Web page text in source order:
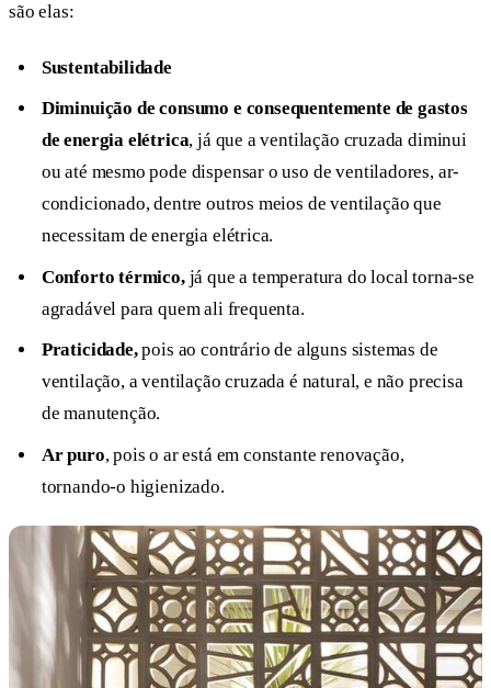
são elas:
Sustentabilidade
Diminuição de consumo e consequentemente de gastos
de energia elétrica, já que a ventilação cruzada diminui
ou até mesmo pode dispensar o uso de ventiladores, ar-
condicionado, dentre outros meios de ventilação que
necessitam de energia elétrica.
Conforto térmico, já que a temperatura do local torna-se
agradável para quem ali frequenta.
Praticidade,pois ao contrário de alguns sistemas de
ventilação, a ventilação cruzada é natural, e não precisa
de manutenção.
Ar puro, pois o ar está em constante renovação,
tornando-o higienizado.